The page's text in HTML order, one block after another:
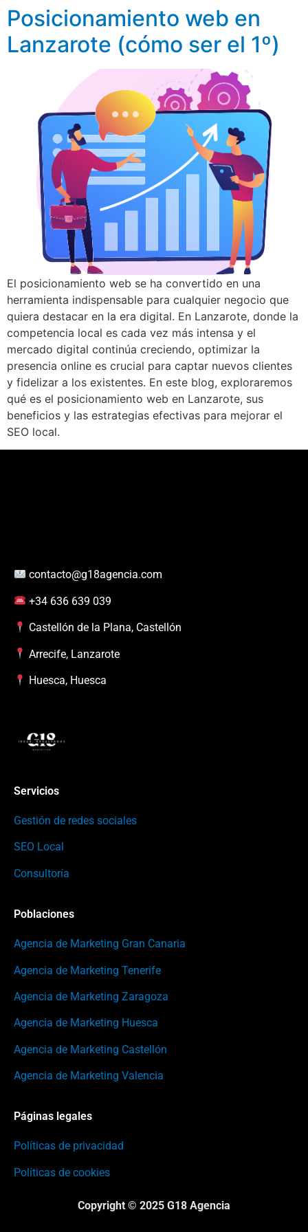
Posicionamiento web en
Lanzarote (cómo ser el 1º)
El posicionamiento web se ha convertido en una
herramienta indispensable para cualquier negocio que
quiera destacar en la era digital. En Lanzarote, donde la
competencia local es cada vez más intensa y el
mercado digital continúa creciendo, optimizar la
presencia online es crucial para captar nuevos clientes
y fidelizar a los existentes. En este blog, exploraremos
qué es el posicionamiento web en Lanzarote, sus
beneficios y las estrategias efectivas para mejorar el
SEO local.
contacto@g18agencia.com
+34 636 639 039
Castellón de la Plana, Castellón
Arrecife, Lanzarote
Huesca, Huesca
Servicios
Gestión de redes sociales
SEO Local
Consultoría
Poblaciones
Agencia de Marketing Gran Canaria
Agencia de Marketing Tenerife
Agencia de Marketing Zaragoza
Agencia de Marketing Huesca
Agencia de Marketing Castellón
Agencia de Marketing Valencia
Páginas legales
Políticas de privacidad
Políticas de cookies
Copyright © 2025 G18 Agencia